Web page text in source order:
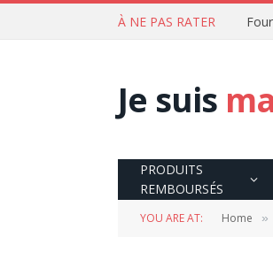
À NE PAS RATER
Je suis
PRODUITS
REMBOURSÉS
YOU ARE AT: Home »